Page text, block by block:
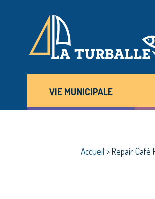
VIE MUNICIPALE
Accueil >Repair Café